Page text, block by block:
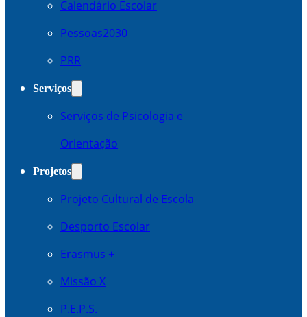
Calendário Escolar
Pessoas2030
PRR
Serviços
Serviços de Psicologia e
Orientação
Projetos
Projeto Cultural de Escola
Desporto Escolar
Erasmus +
Missão X
P.E.P.S.